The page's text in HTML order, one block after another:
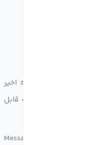
پیام های حذف شده اخیر
وجود دارد و پیام های حذف شده تا 30 روز پس از حذف قابل
🚩گزینه Recently Deleted برای هر 2 روش ارسال یعنی Message